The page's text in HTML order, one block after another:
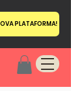
PLATAFORMA!